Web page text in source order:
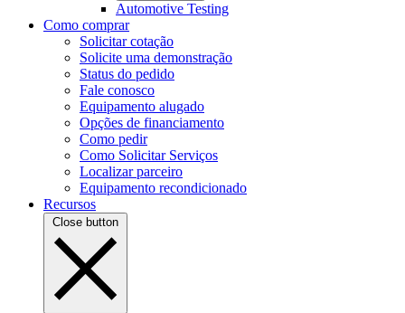
Automotive Testing
Como comprar
Solicitar cotação
Solicite uma demonstração
Status do pedido
Fale conosco
Equipamento alugado
Opções de financiamento
Como pedir
Como Solicitar Serviços
Localizar parceiro
Equipamento recondicionado
Recursos
Close button